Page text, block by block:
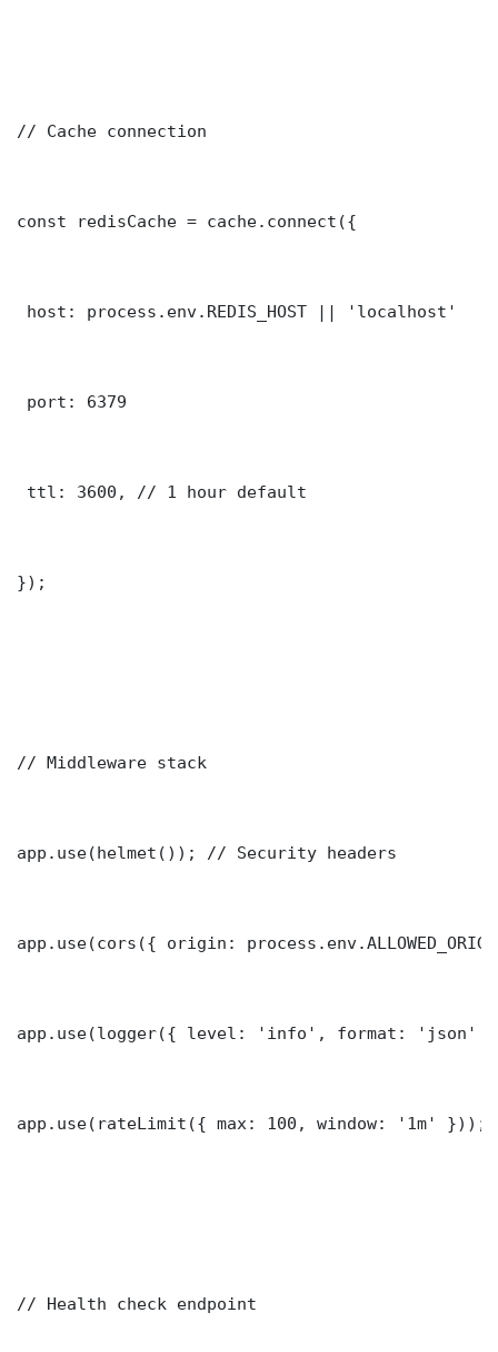
// Cache connection
const redisCache = cache.connect({
host: process.env.REDIS_HOST || 'localhost'
port: 6379
ttl: 3600, // 1 hour default
});
// Middleware stack
app.use(helmet()); // Security headers
app.use(cors({ origin:
app.use(logger({ level: 'info', format: 'json'
app.use(rateLimit({ max: 100, window: '1m' }));
// Health check endpoint